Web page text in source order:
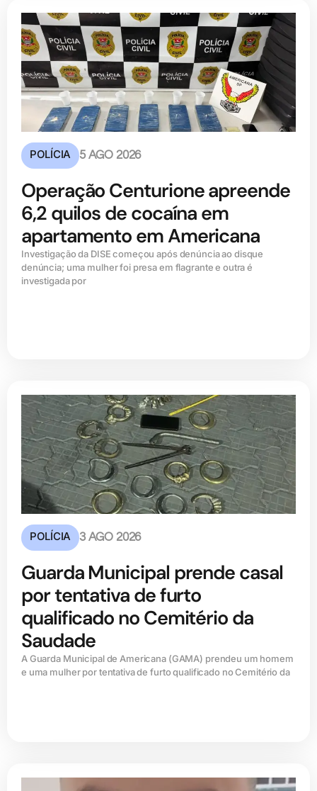
POLÍCIA 5 AGO 2026
Operação Centurione apreende
6,2 quilos de cocaína em
apartamento em Americana
Investigação da DISE começou após denúncia ao disque
denúncia; uma mulher foi presa em flagrante e outra é
investigada por
POLÍCIA 3 AGO 2026
Guarda Municipal prende casal
por tentativa de furto
qualificado no Cemitério da
Saudade
A Guarda Municipal de Americana (GAMA) prendeu um homem
e uma mulher por tentativa de furto qualificado no Cemitério da